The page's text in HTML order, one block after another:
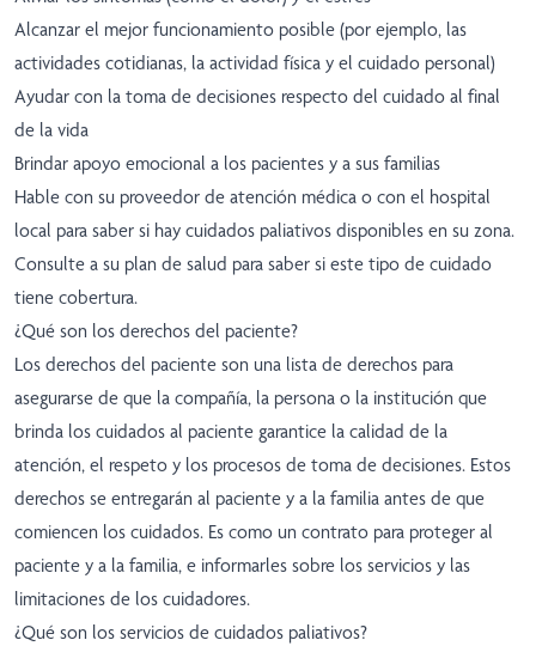
Alcanzar el mejor funcionamiento posible (por ejemplo, las
actividades cotidianas, la actividad física y el cuidado personal)
Ayudar con la toma de decisiones respecto del cuidado al final
de la vida
Brindar apoyo emocional a los pacientes y a sus familias
Hable con su proveedor de atención médica o con el hospital
local para saber si hay cuidados paliativos disponibles en su zona.
Consulte a su plan de salud para saber si este tipo de cuidado
tiene cobertura.
¿Qué son los derechos del paciente?
Los derechos del paciente son una lista de derechos para
asegurarse de que la compañía, la persona o la institución que
brinda los cuidados al paciente garantice la calidad de la
atención, el respeto y los procesos de toma de decisiones. Estos
derechos se entregarán al paciente y a la familia antes de que
comiencen los cuidados. Es como un contrato para proteger al
paciente y a la familia, e informarles sobre los servicios y las
limitaciones de los cuidadores.
¿Qué son los servicios de cuidados paliativos?